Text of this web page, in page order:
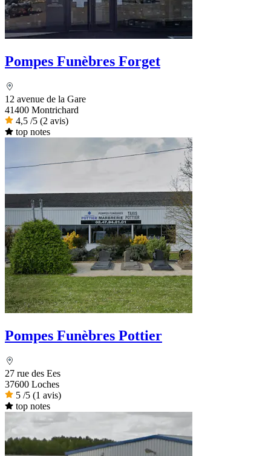
Pompes Funèbres Forget
12 avenue de la Gare
41400 Montrichard
4,5 /5 (2 avis)
top notes
Pompes Funèbres Pottier
27 rue des Ees
37600 Loches
5 /5 (1 avis)
top notes